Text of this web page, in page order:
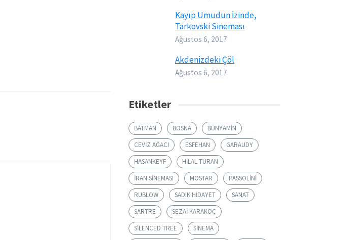
Kayıp Umudun İzinde,
Tarkovski Sineması
Ağustos 6, 2017
Akdenizdeki Çöl
Ağustos 6, 2017
Etiketler
BATMAN BOSNA
BÜNYAMIN
CEVIZ AĞACI
ESFEHAN
GARAUDY
HASANKEYF
HILAL TURAN
IRAN SINEMASI
MOSTAR
PASSOLINI
RUBLOW
SADIK HIDAYET
SANAT
SARTRE
SEZAI KARAKOÇ
SILENCED TREE
SINEMA